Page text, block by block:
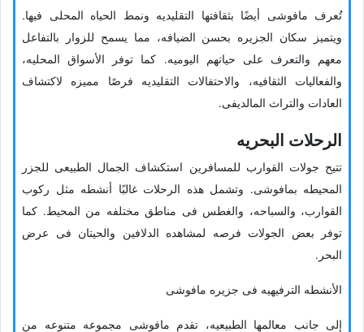
تُعرف مافوشی أیضًا بثقافتها التقلیدیه ونمط الحیاه المحلی فیها.
ویتمیز سکان الجزیره بحسن الضیافه، مما یسمح للزوار بالتفاعل
معهم والتعرف على حیاتهم الیومیه. کما توفر الأسواق المحلیه،
والفعالیات الثقافیه، والاحتفالات التقلیدیه فرصًا ممیزه لاکتشاف
العادات والتراث المالدیفی.
الرحلات البحریه
تتیح جولات القوارب للمسافرین استکشاف الجمال الطبیعی للجزر
المحیطه بمافوشی. وتشمل هذه الرحلات غالبًا أنشطه مثل رکوب
القوارب، والسباحه، والغطس فی مناطق مختلفه من المحیط. کما
توفر بعض الجولات فرصه لمشاهده الدلافین والحیتان فی عرض
البحر.
الأنشطه الترفیهیه فی جزیره مافوشی
إلى جانب معالمها الطبیعیه، تقدم مافوشی مجموعه متنوعه من